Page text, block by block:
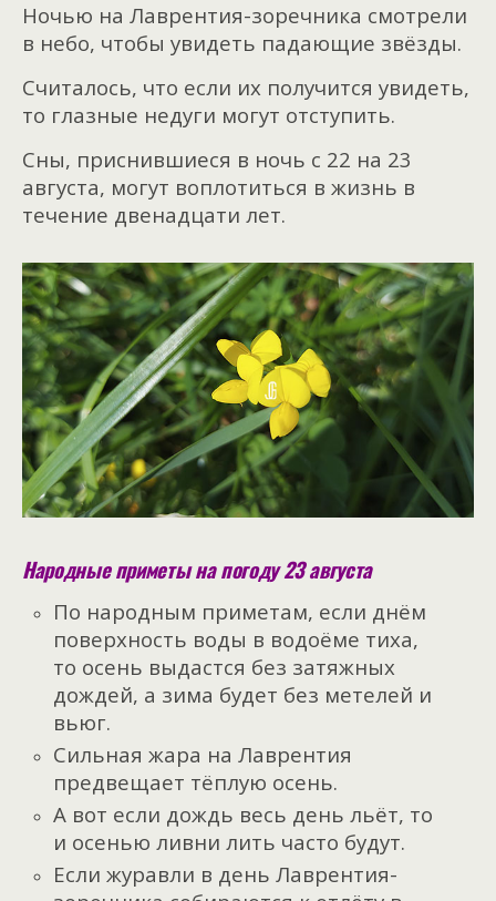
Ночью на Лаврентия-зоречника смотрели
в небо, чтобы увидеть падающие звёзды.
Считалось, что если их получится увидеть,
то глазные недуги могут отступить.
Сны, приснившиеся в ночь с 22 на 23
августа, могут воплотиться в жизнь в
течение двенадцати лет.
Народные приметы на погоду 23 августа
По народным приметам, если днём
поверхность воды в водоёме тиха,
то осень выдастся без затяжных
дождей, а зима будет без метелей и
вьюг.
Сильная жара на Лаврентия
предвещает тёплую осень.
А вот если дождь весь день льёт, то
и осенью ливни лить часто будут.
Если журавли в день Лаврентия-